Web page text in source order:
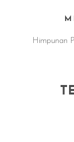
Himpunan